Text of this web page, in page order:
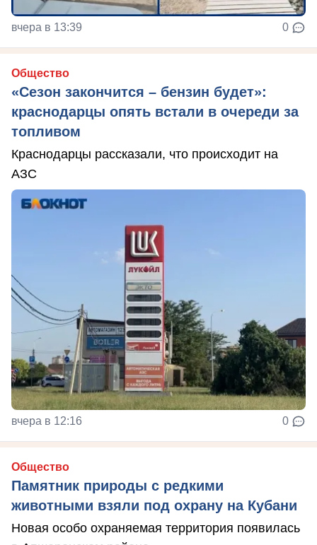
вчера в 13:39 0
Общество
«Сезон закончится – бензин будет»:
краснодарцы опять встали в очереди за
топливом
Краснодарцы рассказали, что происходит на
АЗС
вчера в 12:16 0
Общество
Памятник природы с редкими
животными взяли под охрану на Кубани
Новая особо охраняемая территория появилась